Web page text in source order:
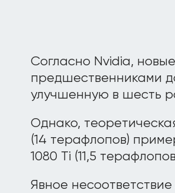
Согласно Nvidia,
предшественниками
улучшенную в шесть
Однако,
(14 терафлопов)
1080 Ti (11,5
Явное